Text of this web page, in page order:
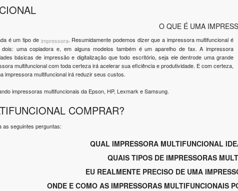
O QUE É UMA
é um tipo de impressora. Resumidamente podemos dizer que a impressora multifuncional é
uma copiadora e, em alguns modelos também é um aparelho de fax. A impressora
básicas de impressão e digitalização que todo escritório, seja ele dentrode uma grande
multifuncional com toda certeza irá acelerar sua eficiência e produtividade. E com certeza,
impressora multifuncional irá reduzir seus custos.
impressoras multifuncionais da Epson, HP, Lexmark e Samsung.
COMPRAR?
as seguintes perguntas:
QUAL IMPRESSORA MULTIFUNCIONAL
QUAIS TIPOS DE IMPRESSORAS
EU REALMENTE PRECISO DE UMA
ONDE E COMO AS IMPRESSORAS MULTIFUNCIONAIS